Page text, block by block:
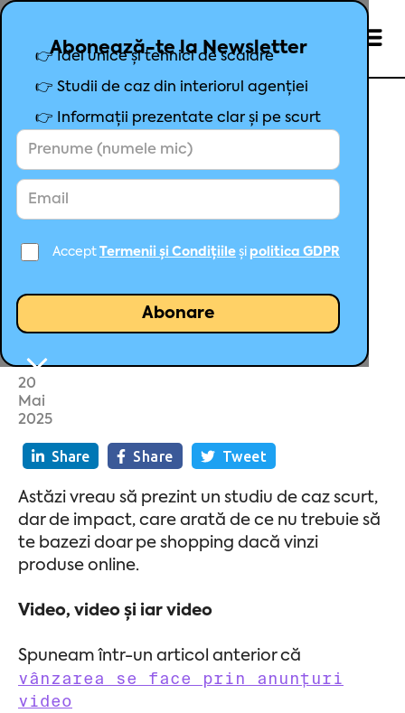
Abonează-te la Newsletter
👉 Idei unice și tehnici de scalare
👉 Studii de caz din interiorul agenției
👉 Informații prezentate clar și pe scurt
Accept Termenii și Condițiile și politica GDPR
Studiu de caz: Vânzare de
produse fără Shopping pe
Google Ads
Fondator Maximize
20
Mai
2025
Share Share Tweet
Astăzi vreau să prezint un studiu de caz scurt,
dar de impact, care arată de ce nu trebuie să
te bazezi doar pe shopping dacă vinzi
produse online.
Video, video și iar video
Spuneam într-un articol anterior că
vânzarea se face prin anunțuri
video